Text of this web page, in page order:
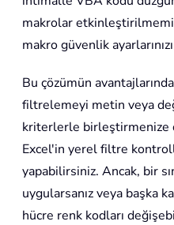
makrolar
makro güvenlik
Bu çözümün
filtrelemeyi metin veya
kriterlerle birleştirmenize
Excel'in yerel filtre
yapabilirsiniz. Ancak, bir
uygularsanız veya başka
hücre renk kodları